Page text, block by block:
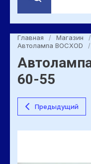
Главная / Магазин /
Автолампа ВОСХОD
/
60-55
Предыдущий